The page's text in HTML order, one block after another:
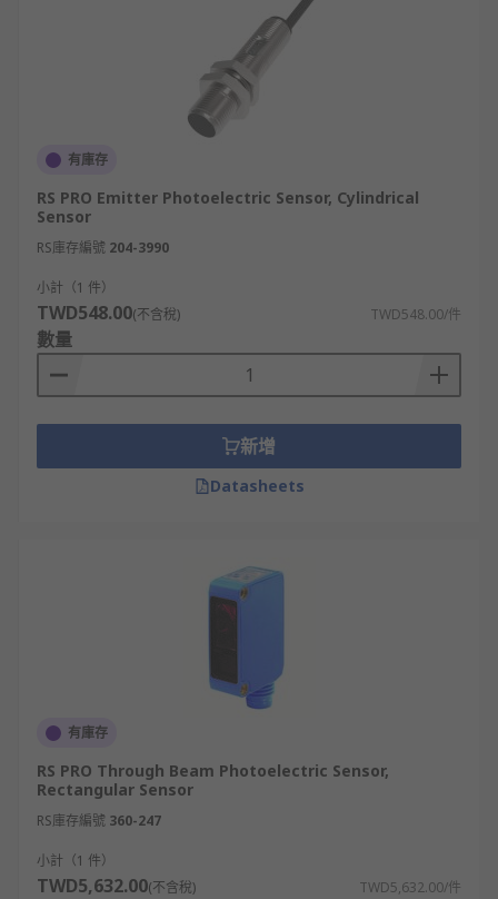
如何選購光電感測器
在選擇光電感測器時，可綜合考量以下因素：
感測距離需求
對射型通常適合長距偵測，反射型適合中距，擴散型
則以短距為主。選購光電感測器前應確認實際應用的
安裝空間與形式
空間有限時建議選用擴散式光電感測器；空間充足則
可考慮穩定性更高的對照式或反射式。
輸出規格與電氣需求
環境條件與防護等級
不同工業環境對感測器的要求各異：食品廠建議選用
IP67 以上防水等級；戶外應用需具備防紫外線功能；
極端溫度環境應選耐候規格的光電感測器。
預算
市場上產品價格差異較大，基本款可滿足一般偵測需
求，高速檢測或精準定位等特殊應用則需高階機型。
建議根據實際需求，在性能與預算間取得平衡。
有庫存
RS PRO Emitter Photoelectric Sensor, Cylindrical
Sensor
RS庫存編號 204-3990
小計（1 件）
TWD548.00(不含稅) TWD548.00/件
數量
新增
Datasheets
有庫存
RS PRO Through Beam Photoelectric Sensor,
Rectangular Sensor
RS庫存編號 360-247
小計（1 件）
TWD5,632.00(不含稅) TWD5,632.00/件